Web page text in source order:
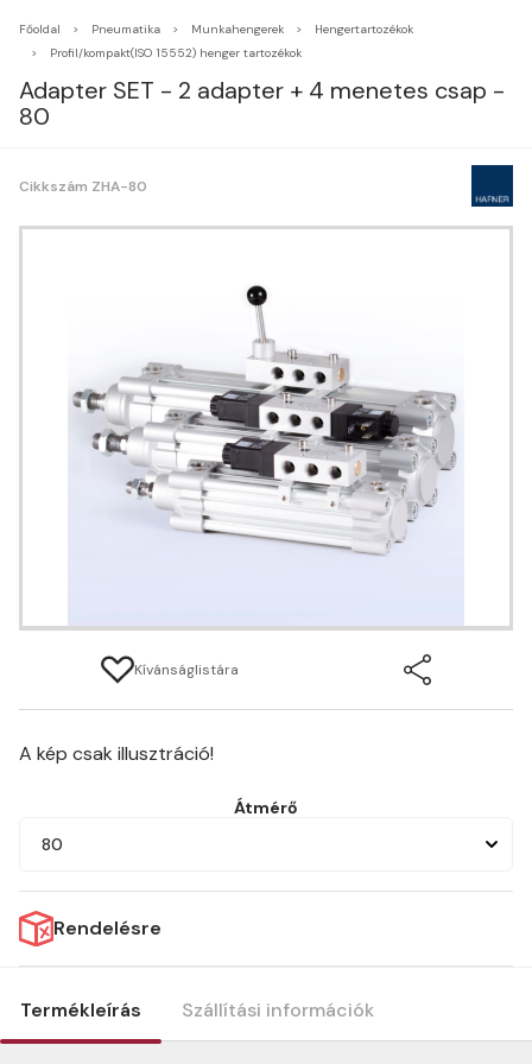
Főoldal Pneumatika Munkahengerek
Hengertartozékok
Profil/kompakt(ISO 15552) henger tartozékok
Adapter SET - 2 adapter + 4 menetes csap -
80
Cikkszám ZHA-80
Kívánságlistára
A kép csak illusztráció!
Átmérő
80
Rendelésre
Termékleírás Szállítási információk